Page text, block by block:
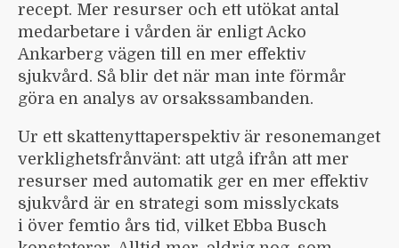
recept. Mer resurser och ett utökat antal
medarbetare i vården är enligt Acko
Ankarberg vägen till en mer effektiv
sjukvård. Så blir det när man inte förmår
göra en analys av orsaks­sambanden.
Ur ett skattenytta­perspektiv är resonemanget
verklighets­frånvänt: att utgå ifrån att mer
resurser med automatik ger en mer effektiv
sjukvård är en strategi som misslyckats
i över femtio års tid, vilket Ebba Busch